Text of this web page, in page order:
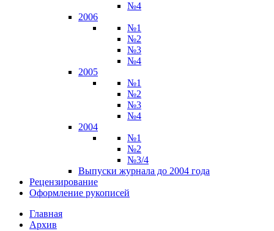
№4
2006
№1
№2
№3
№4
2005
№1
№2
№3
№4
2004
№1
№2
№3/4
Выпуски журнала до 2004 года
Рецензирование
Оформление рукописей
Главная
Архив